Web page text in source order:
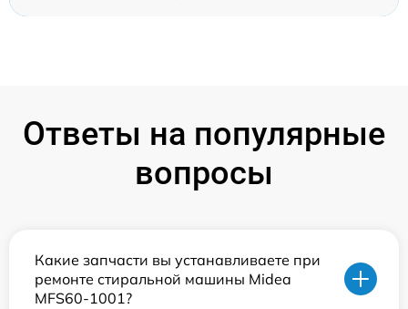
Ответы на популярные
вопросы
Какие запчасти вы устанавливаете при
ремонте стиральной машины Midea
MFS60-1001?